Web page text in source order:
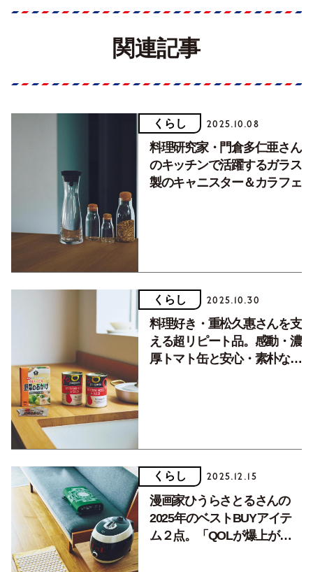
関連記事
くらし 2025.10.08
料理研究家・門倉多仁亜さん
のキッチンで活躍するガラス
製のキャニスター＆カラフェ
くらし 2025.10.30
料理好き・重松久惠さんを支
える超リピート品。感動・濃
厚トマト缶と安心・素朴な洋
くらし 2025.12.15
漫画家ひうらさとるさんの
2025年のベストBUYアイテ
ム２点。「QOLが爆上がり